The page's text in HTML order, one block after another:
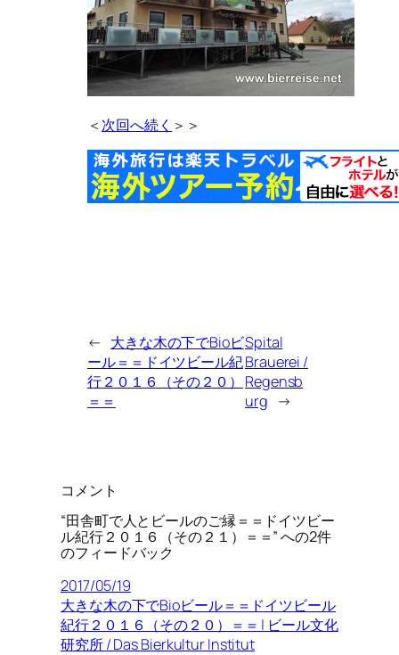
＜次回へ続く ＞＞
← 大きな木の下でBioビ
ール＝＝ドイツビール紀
行２０１６（その２０）
＝＝
Spital
Brauerei /
Regensb
urg →
コメント
“田舎町で人とビールのご縁＝＝ドイツビー
ル紀行２０１６（その２１）＝＝” への2件
のフィードバック
2017/05/19
大きな木の下でBioビール＝＝ドイツビール
紀行２０１６（その２０）＝＝ | ビール文化
研究所 / Das Bierkultur Institut